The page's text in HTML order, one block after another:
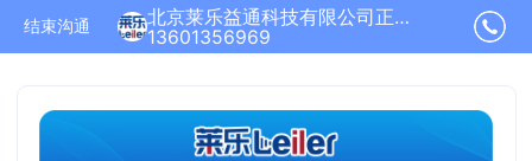
结束沟通
北京莱乐益通科技有限公司正在为您服务
13601356969